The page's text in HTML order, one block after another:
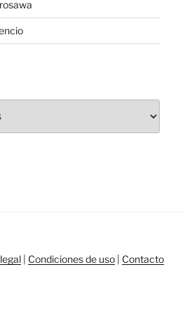
Condiciones de uso Contacto